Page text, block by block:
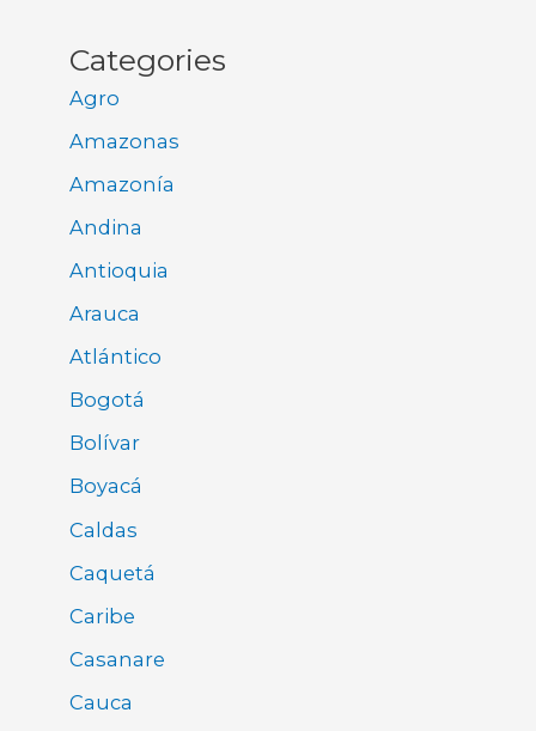
Categories
Agro
Amazonas
Amazonía
Andina
Antioquia
Arauca
Atlántico
Bogotá
Bolívar
Boyacá
Caldas
Caquetá
Caribe
Casanare
Cauca